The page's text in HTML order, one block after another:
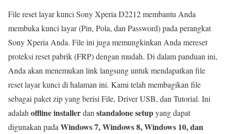
File reset layar kunci Sony Xperia D2212 membantu Anda
membuka kunci layar (Pin, Pola, dan Password) pada perangkat
Sony Xperia Anda. File ini juga memungkinkan Anda mereset
proteksi reset pabrik (FRP) dengan mudah. Di dalam panduan ini,
Anda akan menemukan link langsung untuk mendapatkan file
reset layar kunci di halaman ini. Kami telah membagikan file
sebagai paket zip yang berisi File, Driver USB, dan Tutorial. Ini
adalah offline installerdan standalone setupyang dapat
digunakan pada Windows 7, Windows 8, Windows 10, dan